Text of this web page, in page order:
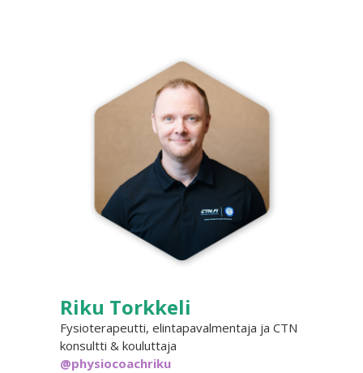
Riku Torkkeli
Fysioterapeutti, elintapavalmentaja ja CTN
konsultti & kouluttaja
@physiocoachriku